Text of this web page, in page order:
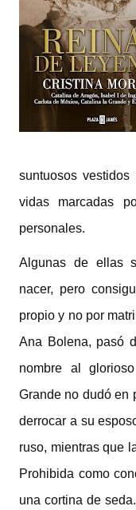
suntuosos
vidas marcadas
personales.
Algunas de ellas
nacer, pero
propio y no por
Ana Bolena, pasó
nombre al
Grande no dudó en
derrocar a su
ruso, mientras que
Prohibida como
una cortina de